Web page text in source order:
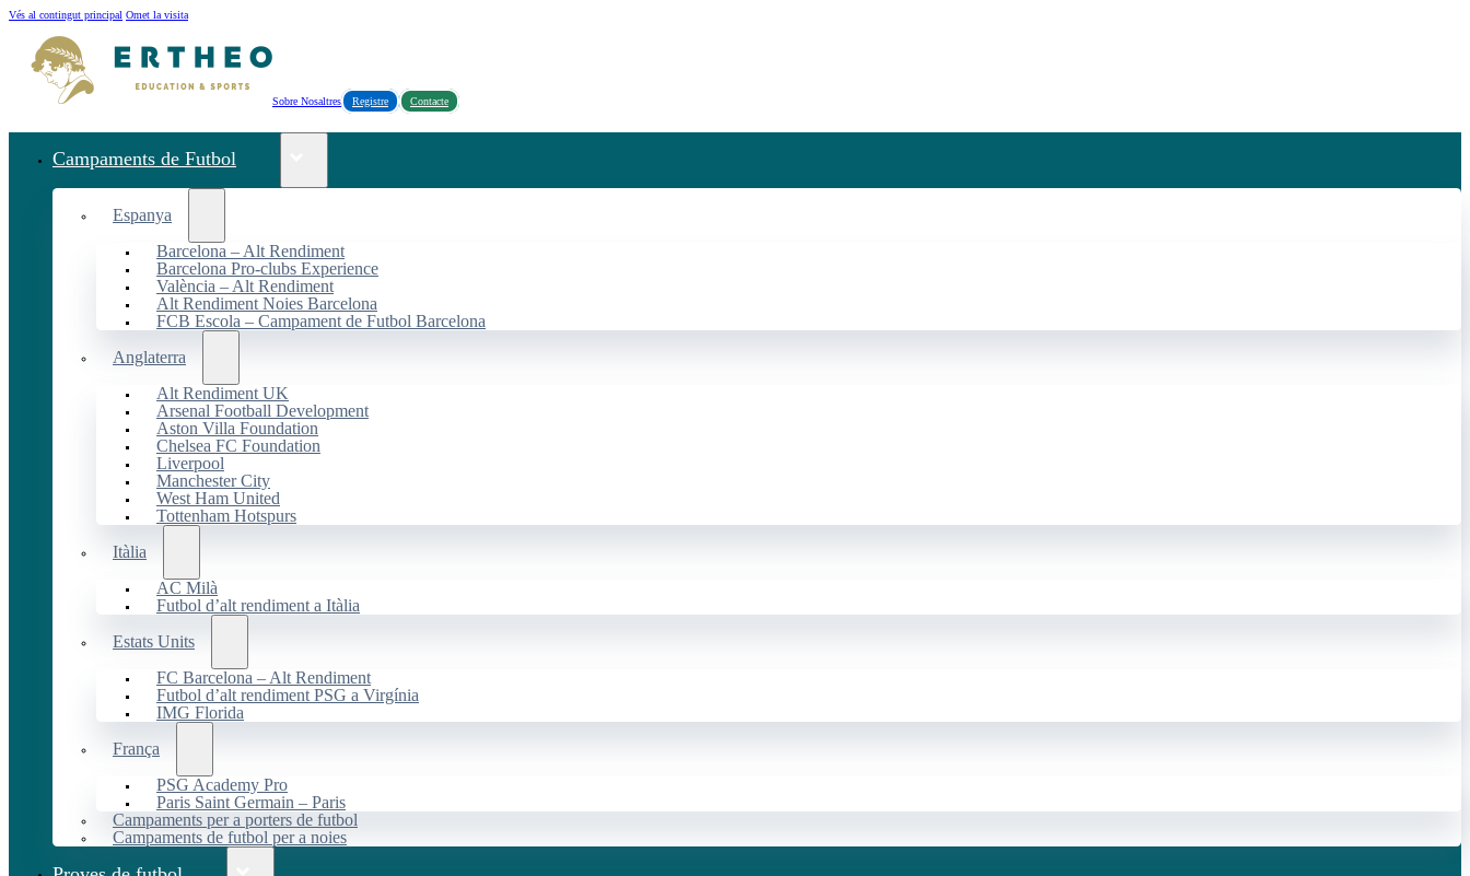
Vés al contingut principal Omet la visita
Sobre Nosaltres Registre Contacte
Campaments de Futbol
Espanya
Barcelona – Alt Rendiment
Barcelona Pro-clubs Experience
València – Alt Rendiment
Alt Rendiment Noies Barcelona
FCB Escola – Campament de Futbol Barcelona
Anglaterra
Alt Rendiment UK
Arsenal Football Development
Aston Villa Foundation
Chelsea FC Foundation
Liverpool
Manchester City
West Ham United
Tottenham Hotspurs
Itàlia
AC Milà
Futbol d’alt rendiment a Itàlia
Estats Units
FC Barcelona – Alt Rendiment
Futbol d’alt rendiment PSG a Virgínia
IMG Florida
França
PSG Academy Pro
Paris Saint Germain – Paris
Campaments per a porters de futbol
Campaments de futbol per a noies